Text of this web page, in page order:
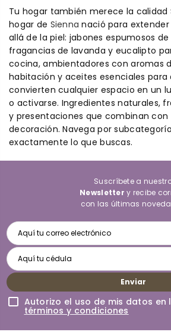
Tu hogar también merece la calidad
hogar de Sienna nació para
allá de la piel: jabones espumosos
fragancias de lavanda y eucalipto
cocina, ambientadores con aromas
habitación y aceites esenciales para
convierten cualquier espacio en un
o activarse. Ingredientes naturales,
y presentaciones que combinan con
decoración. Navega por
exactamente lo que buscas.
Suscríbete a
Newsletter y recibe
con las últimas
Enviar
Autorizo el uso de mis datos en
términos y condiciones